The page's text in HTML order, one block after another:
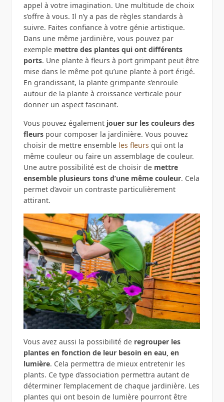
appel à votre imagination. Une multitude de choix
s’offre à vous. Il n’y a pas de règles standards à
suivre. Faites confiance à votre génie artistique.
Dans une même jardinière, vous pouvez par
exemple mettre des plantes qui ont différents
ports. Une plante à fleurs à port grimpant peut être
mise dans le même pot qu’une plante à port érigé.
En grandissant, la plante grimpante s’enroule
autour de la plante à croissance verticale pour
donner un aspect fascinant.
Vous pouvez également jouer sur les couleurs des
fleurs pour composer la jardinière. Vous pouvez
choisir de mettre ensemble les fleurs qui ont la
même couleur ou faire un assemblage de couleur.
Une autre possibilité est de choisir de mettre
ensemble plusieurs tons d’une même couleur. Cela
permet d’avoir un contraste particulièrement
attirant.
Vous avez aussi la possibilité de regrouper les
plantes en fonction de leur besoin en eau, en
lumière. Cela permettra de mieux entretenir les
plants. Ce type d’association permettra autant de
déterminer l’emplacement de chaque jardinière. Les
plantes qui ont besoin de lumière pourront être